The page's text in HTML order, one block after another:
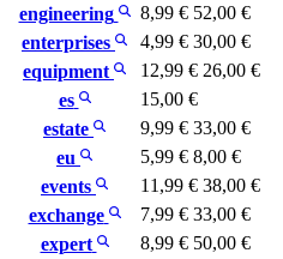
engineering
8,99 € 52,00 €
enterprises
4,99 € 30,00 €
equipment
12,99 € 26,00 €
es
15,00 €
estate
9,99 € 33,00 €
eu
5,99 € 8,00 €
events
11,99 € 38,00 €
exchange
7,99 € 33,00 €
expert
8,99 € 50,00 €